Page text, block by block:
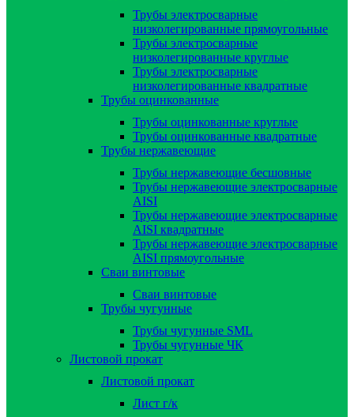
Трубы электросварные
низколегированные прямоугольные
Трубы электросварные
низколегированные круглые
Трубы электросварные
низколегированные квадратные
Трубы оцинкованные
Трубы оцинкованные круглые
Трубы оцинкованные квадратные
Трубы нержавеющие
Трубы нержавеющие бесшовные
Трубы нержавеющие электросварные
AISI
Трубы нержавеющие электросварные
AISI квадратные
Трубы нержавеющие электросварные
AISI прямоугольные
Сваи винтовые
Сваи винтовые
Трубы чугунные
Трубы чугунные SML
Трубы чугунные ЧК
Листовой прокат
Листовой прокат
Лист г/к